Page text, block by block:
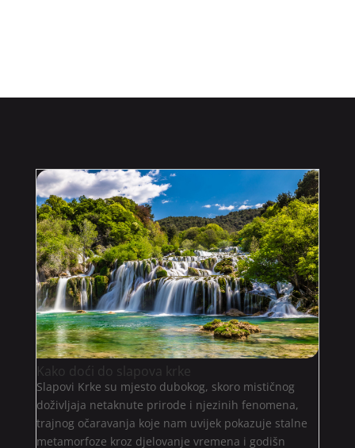
Kako doći do slapova krke
Slapovi Krke su mjesto dubokog, skoro mističnog
doživljaja netaknute prirode i njezinih fenomena,
trajnog očaravanja koje nam uvijek pokazuje stalne
metamorfoze kroz djelovanje vremena i godišn